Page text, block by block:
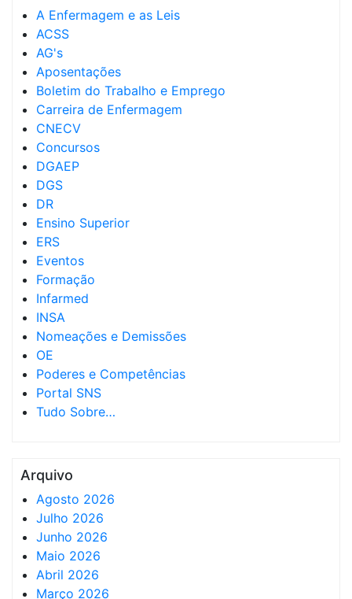
A Enfermagem e as Leis
ACSS
AG's
Aposentações
Boletim do Trabalho e Emprego
Carreira de Enfermagem
CNECV
Concursos
DGAEP
DGS
DR
Ensino Superior
ERS
Eventos
Formação
Infarmed
INSA
Nomeações e Demissões
OE
Poderes e Competências
Portal SNS
Tudo Sobre…
Arquivo
Agosto 2026
Julho 2026
Junho 2026
Maio 2026
Abril 2026
Março 2026